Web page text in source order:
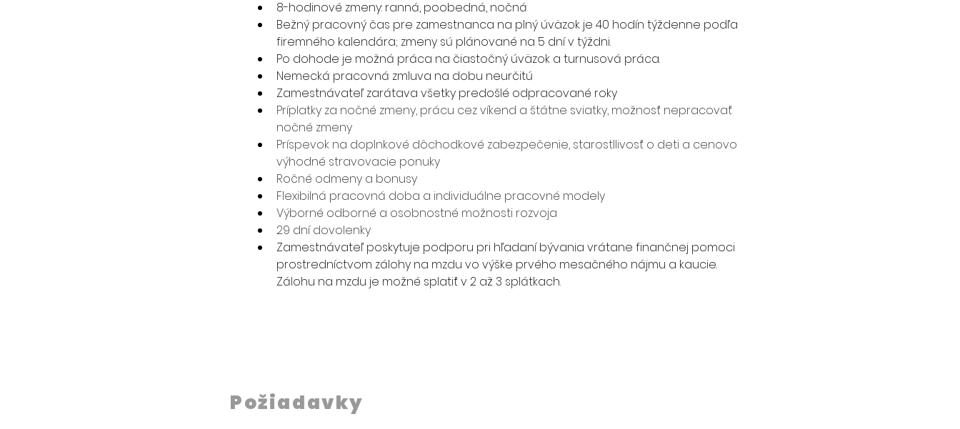
8-hodinové zmeny: ranná, poobedná, nočná
Bežný pracovný čas pre zamestnanca na plný úväzok je 40 hodín týždenne podľa
firemného kalendára; zmeny sú plánované na 5 dní v týždni.
Po dohode je možná práca na čiastočný úväzok a turnusová práca.
Nemecká pracovná zmluva na dobu neurčitú
Zamestnávateľ zarátava všetky predošlé odpracované roky
Príplatky za nočné zmeny, prácu cez víkend a štátne sviatky, možnosť nepracovať
nočné zmeny
Príspevok na doplnkové dôchodkové zabezpečenie, starostllivosť o deti a cenovo
výhodné stravovacie ponuky
Ročné odmeny a bonusy
Flexibilná pracovná doba a individuálne pracovné modely
Výborné odborné a osobnostné možnosti rozvoja
29 dní dovolenky
Zamestnávateľ poskytuje podporu pri hľadaní bývania vrátane finančnej pomoci
prostredníctvom zálohy na mzdu vo výške prvého mesačného nájmu a kaucie.
Zálohu na mzdu je možné splatiť v 2 až 3 splátkach.
Požiadavky